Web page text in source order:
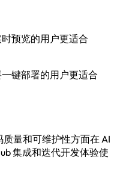
预览的用户更适合
键部署的用户更适合
质量和可维护性方面在 AI
集成和迭代开发体验使